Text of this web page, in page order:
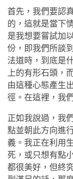
首先，我們要認
的，這就是當下
是我想要嘗試加
份，即我們所談
法道時，到底是
上的有形石頭，
由這種心態產生
徑。在這裡，我
正如我說過，我
點並朝此方向進
義。我正在利用
死，或只想有點
都很美好，但終